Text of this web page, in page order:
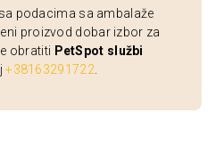
podacima sa ambalaže
proizvod dobar izbor za
obratiti PetSpot službi
+38163291722